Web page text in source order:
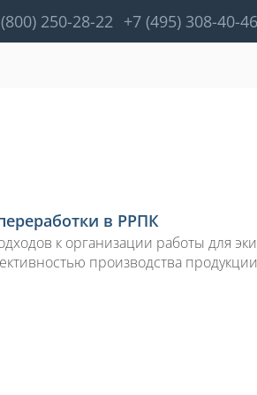
250-28-22 +7 (495) 308-40-46
в РРПК
к организации работы для
производства